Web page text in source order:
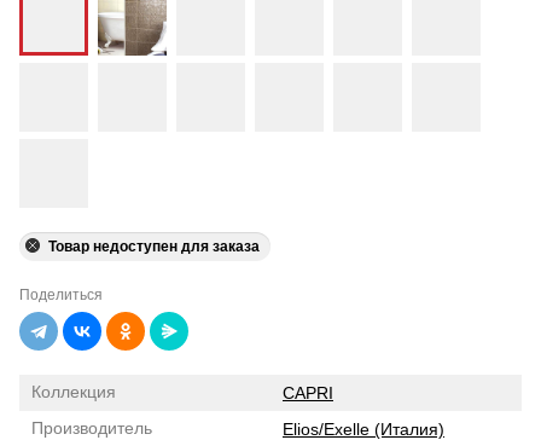
Товар недоступен для заказа
Поделиться
Коллекция
CAPRI
Производитель
Elios/Exelle (Италия)